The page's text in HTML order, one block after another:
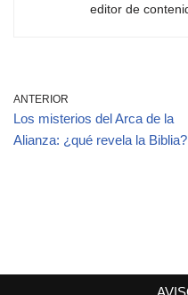
editor de
ANTERIOR
Los misterios del Arca de la
Alianza: ¿qué revela la Biblia?